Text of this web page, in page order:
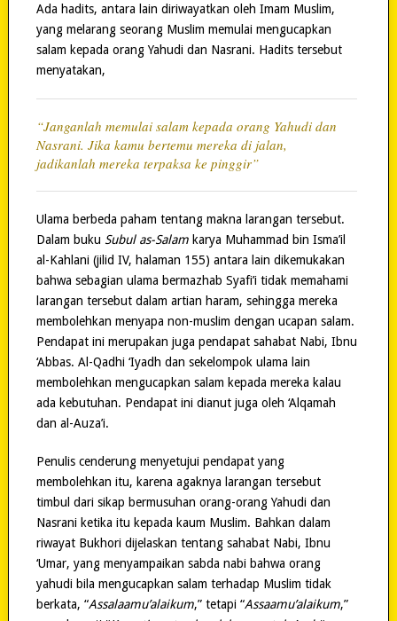
Ada hadits, antara lain diriwayatkan oleh Imam Muslim,
yang melarang seorang Muslim memulai mengucapkan
salam kepada orang Yahudi dan Nasrani. Hadits tersebut
menyatakan,
“Janganlah memulai salam kepada orang Yahudi dan
Nasrani. Jika kamu bertemu mereka di jalan,
jadikanlah mereka terpaksa ke pinggir”
Ulama berbeda paham tentang makna larangan tersebut.
Dalam buku Subul as-Salamkarya Muhammad bin Isma’il
al-Kahlani (jilid IV, halaman 155) antara lain dikemukakan
bahwa sebagian ulama bermazhab Syafi’i tidak memahami
larangan tersebut dalam artian haram, sehingga mereka
membolehkan menyapa non-muslim dengan ucapan salam.
Pendapat ini merupakan juga pendapat sahabat Nabi, Ibnu
‘Abbas. Al-Qadhi ‘Iyadh dan sekelompok ulama lain
membolehkan mengucapkan salam kepada mereka kalau
ada kebutuhan. Pendapat ini dianut juga oleh ‘Alqamah
dan al-Auza’i.
Penulis cenderung menyetujui pendapat yang
membolehkan itu, karena agaknya larangan tersebut
timbul dari sikap bermusuhan orang-orang Yahudi dan
Nasrani ketika itu kepada kaum Muslim. Bahkan dalam
riwayat Bukhori dijelaskan tentang sahabat Nabi, Ibnu
‘Umar, yang menyampaikan sabda nabi bahwa orang
yahudi bila mengucapkan salam terhadap Muslim tidak
berkata, “Assalaamu’alaikum,” tetapi “Assaamu’alaikum,”